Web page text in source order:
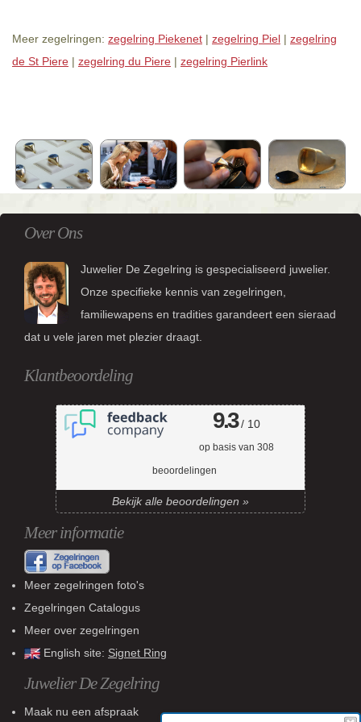
Meer zegelringen: zegelring Piekenet | zegelring Piel | zegelring
de St Piere | zegelring du Piere | zegelring Pierlink
Over Ons
Juwelier De Zegelring is gespecialiseerd juwelier.
Onze specifieke kennis van zegelringen,
familiewapens en tradities garandeert een sieraad
dat u vele jaren met plezier draagt.
Klantbeoordeling
9.3/ 10
op basis van 308
beoordelingen
Bekijk alle beoordelingen »
Meer informatie
Meer zegelringen foto's
Zegelringen Catalogus
Meer over zegelringen
English site: Signet Ring
Juwelier De Zegelring
Maak nu een afspraak